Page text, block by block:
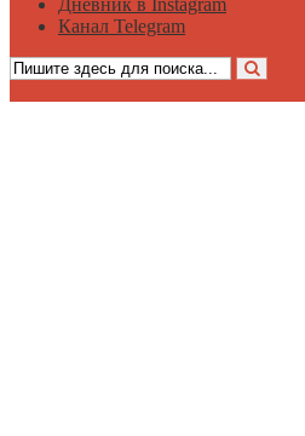
Канал Telegram